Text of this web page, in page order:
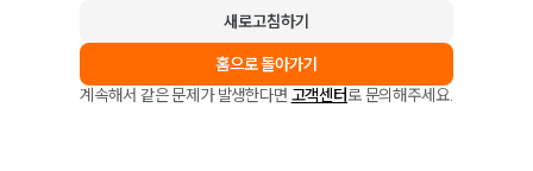
새로고침하기
홈으로 돌아가기
계속해서 같은 문제가 발생한다면 고객센터로 문의해주세요.